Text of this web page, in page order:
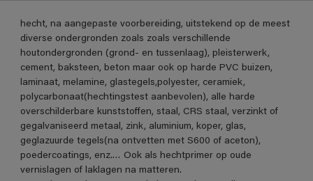
hecht, na aangepaste voorbereiding, uitstekend op de meest
diverse ondergronden zoals zoals verschillende
houtondergronden (grond- en tussenlaag), pleisterwerk,
cement, baksteen, beton maar ook op harde PVC buizen,
laminaat, melamine, glastegels,polyester, ceramiek,
polycarbonaat(hechtingstest aanbevolen), alle harde
overschilderbare kunststoffen, staal, CRS staal, verzinkt of
gegalvaniseerd metaal, zink, aluminium, koper, glas,
geglazuurde tegels(na ontvetten met S600 of aceton),
poedercoatings, enz.… Ook als hechtprimer op oude
vernislagen of laklagen na matteren.